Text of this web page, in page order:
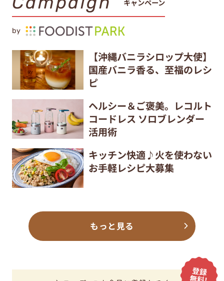
by
【沖縄バニラシロップ大使】
国産バニラ香る、至福のレシ
ピ
ヘルシー＆ご褒美。レコルト
コードレス ソロブレンダー
活用術
キッチン快適♪火を使わない
お手軽レシピ大募集
もっと見る